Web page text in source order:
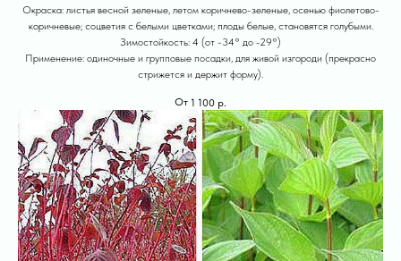
Окраска: листья весной зеленые, летом коричнево-зеленые, осенью фиолетово-
коричневые; соцветия с белыми цветками; плоды белые, становятся голубыми.
Зимостойкость: 4 (от -34° до -29°)
Применение: одиночные и групповые посадки, для живой изгороди (прекрасно
стрижется и держит форму).
1 100 р.